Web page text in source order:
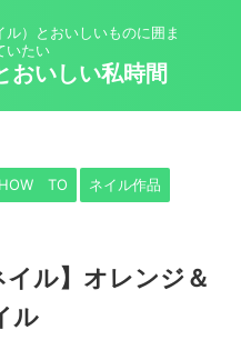
）とおいしいものに囲ま
いたい
おいしい私時間
TO ネイル作品
イル】オレンジ＆
ル